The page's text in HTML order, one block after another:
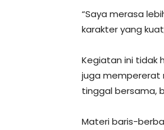
“Saya merasa
karakter yang
Kegiatan ini tidak
juga mempererat
tinggal bersama,
Materi baris-